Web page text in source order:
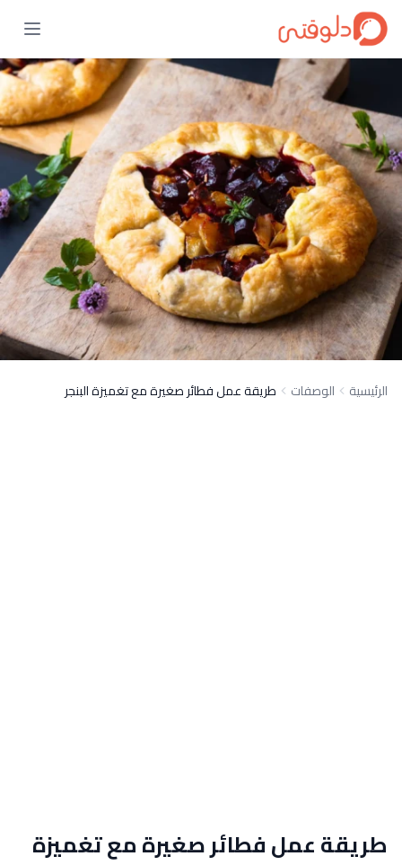
الرئيسية الوصفات طريقة عمل فطائر صغيرة مع تغميزة البنجر
طريقة عمل فطائر صغيرة مع تغميزة